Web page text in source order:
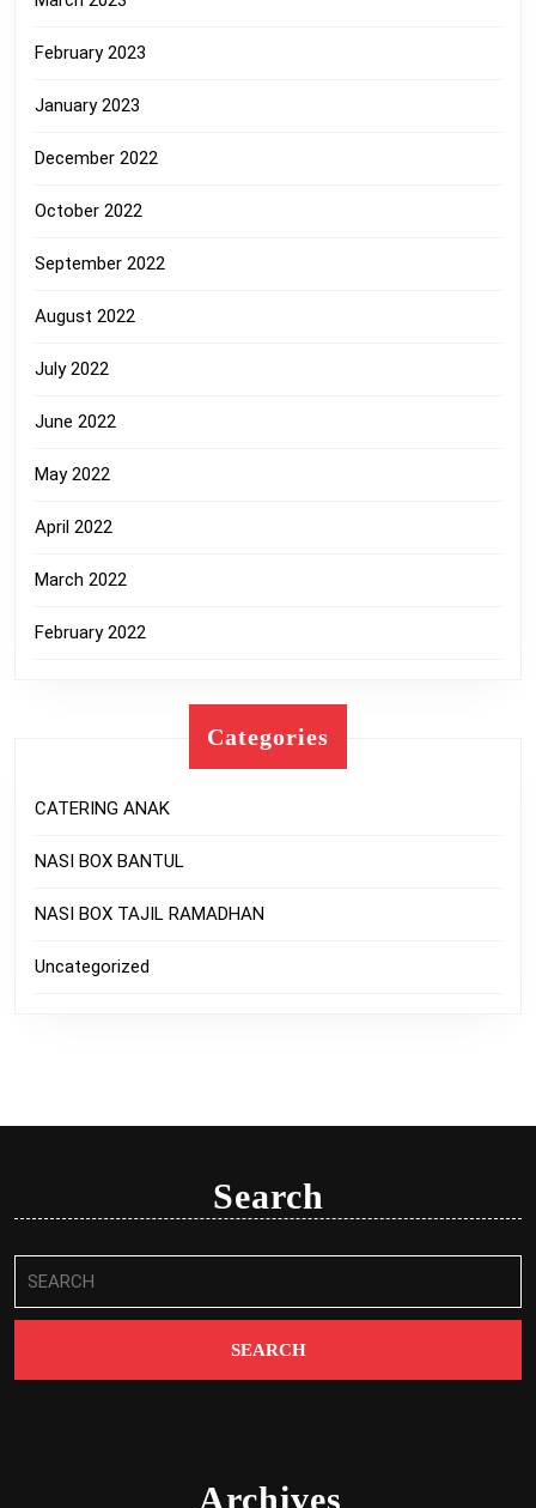
February 2023
January 2023
December 2022
October 2022
September 2022
August 2022
July 2022
June 2022
May 2022
April 2022
March 2022
February 2022
Categories
CATERING ANAK
NASI BOX BANTUL
NASI BOX TAJIL RAMADHAN
Uncategorized
Search
for:
Archives